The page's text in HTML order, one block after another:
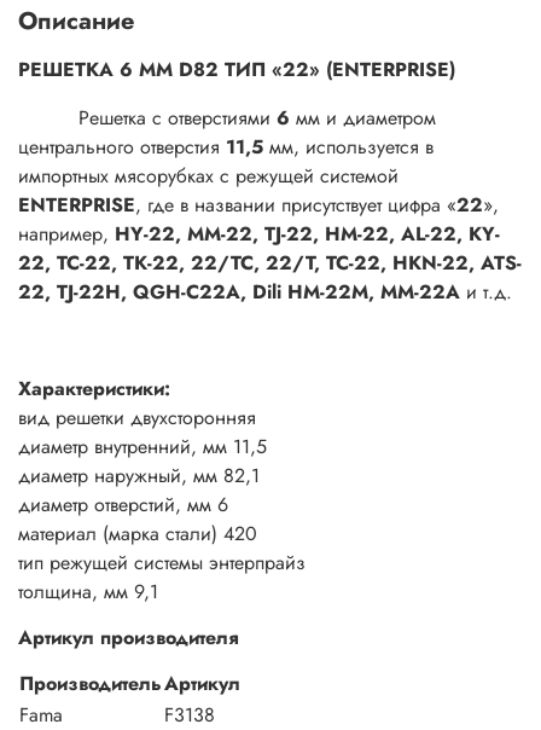
Описание
РЕШЕТКА 6 ММ D82 ТИП «22» (ENTERPRISE)
Решетка с отверстиями 6 мм и диаметром
центрального отверстия 11,5 мм, используется в
импортных мясорубках с режущей системой
ENTERPRISE, где в названии присутствует цифра «22»,
например, HY-22, ММ-22, TJ-22, HM-22, AL-22, KY-
22, TC-22, TK-22, 22/TC, 22/T, TC-22, HKN-22, ATS-
22, TJ-22H, QGH-C22A, Dili HM-22M, MM-22A и т.д.
Характеристики:
вид решетки двухсторонняя
диаметр внутренний, мм 11,5
диаметр наружный, мм 82,1
диаметр отверстий, мм 6
материал (марка стали) 420
тип режущей системы энтерпрайз
толщина, мм 9,1
Артикул производителя
ПроизводительАртикул
Fama
F3138